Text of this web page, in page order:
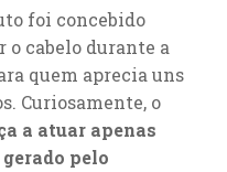
foi concebido
o cabelo durante a
quem aprecia uns
Curiosamente, o
a atuar apenas
pelo